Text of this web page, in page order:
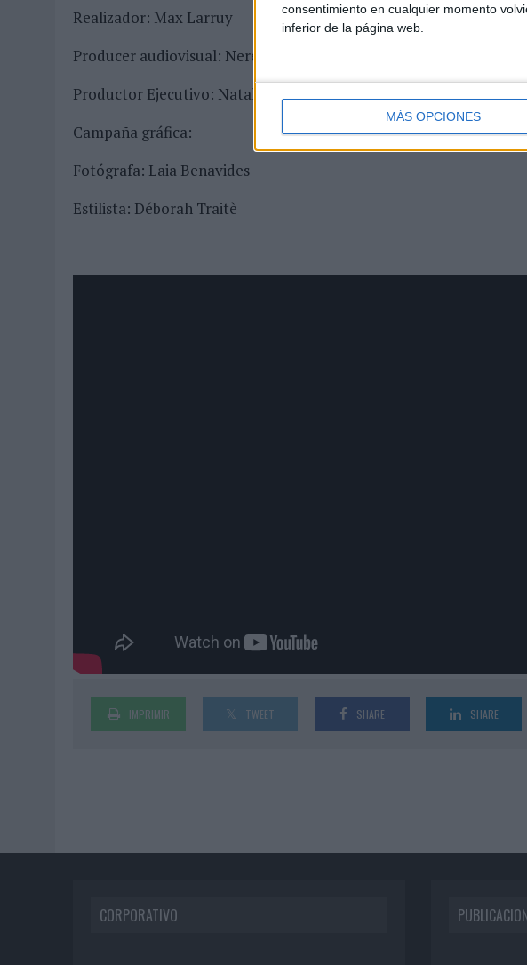
consentimiento en cualquier momento
inferior de la página web.
MÁS OPCIONES
Realizador: Max Larruy
Producer audiovisual: Nerea Cuicchi, Sara Renteria
Productor Ejecutivo: Natalia Gisbert
Campaña gráfica:
Fotógrafa: Laia Benavides
Estilista: Déborah Traitè
IMPRIMIR TWEET SHARE SHARE
CORPORATIVO